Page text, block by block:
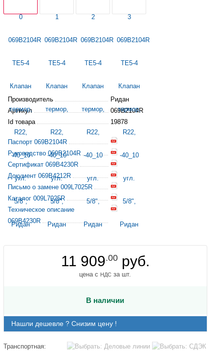
Производитель
Ридан
Артикул
069B2104R
Id товара
19878
Паспорт 069B2104R
Руководство 069B2104R
Сертификат 069B4230R
Документ 069B4212R
Письмо о замене 009L7025R
Каталог 009L7025R
Техническое описание
069B4230R
11 909.00 руб.
цена с НДС за шт.
В наличии
Нашли дешевле ? Снизим цену !
Транспортная: